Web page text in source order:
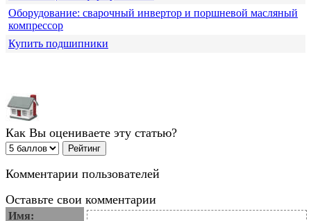
Оборудование: сварочный инвертор и поршневой масляный
компрессор
Купить подшипники
Как Вы оцениваете эту статью?
Комментарии пользователей
Оставьте свои комментарии
Имя: